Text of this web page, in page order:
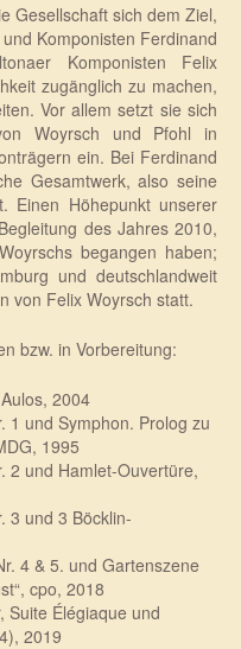
Gesellschaft sich dem Ziel,
Komponisten Ferdinand
Komponisten Felix
zugänglich zu machen,
Vor allem setzt sie sich
Woyrsch und Pfohl in
ein. Bei Ferdinand
Gesamtwerk, also seine
Einen Höhepunkt unserer
des Jahres 2010,
begangen haben;
und deutschlandweit
von Felix Woyrsch statt.
bzw. in Vorbereitung:
2004
1 und Symphon. Prolog zu
1995
2 und Hamlet-Ouvertüre,
3 und 3 Böcklin-
4 & 5. und Gartenszene
cpo, 2018
Suite Élégiaque und
2019